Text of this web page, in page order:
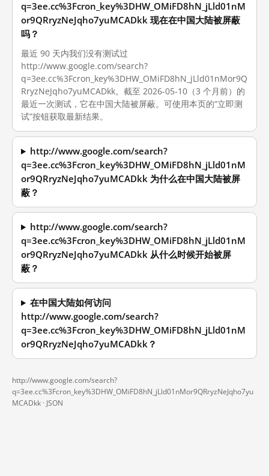
q=3ee.cc%3Fcron_key%3DHW_OMiFD8hN_jLld01nM
or9QRryzNeJqho7yuMCADkk 现在在中国大陆被屏蔽
吗？
最近 90 天内我们没有测试过
http://www.google.com/search?
q=3ee.cc%3Fcron_key%3DHW_OMiFD8hN_jLld01nMor9Q
RryzNeJqho7yuMCADkk。截至 2026-05-10（3 个月前）的
最近一次测试，它在中国大陆被屏蔽。可使用本页的“立即测
试”按钮获取最新结果。
http://www.google.com/search?
q=3ee.cc%3Fcron_key%3DHW_OMiFD8hN_jLld01nM
or9QRryzNeJqho7yuMCADkk 为什么在中国大陆被屏
蔽？
http://www.google.com/search?
q=3ee.cc%3Fcron_key%3DHW_OMiFD8hN_jLld01nM
or9QRryzNeJqho7yuMCADkk 从什么时候开始被屏
蔽？
在中国大陆如何访问
http://www.google.com/search?
q=3ee.cc%3Fcron_key%3DHW_OMiFD8hN_jLld01nM
or9QRryzNeJqho7yuMCADkk？
http://www.google.com/search?
q=3ee.cc%3Fcron_key%3DHW_OMiFD8hN_jLld01nMor9QRryzNeJqho7yu
MCADkk · JSON